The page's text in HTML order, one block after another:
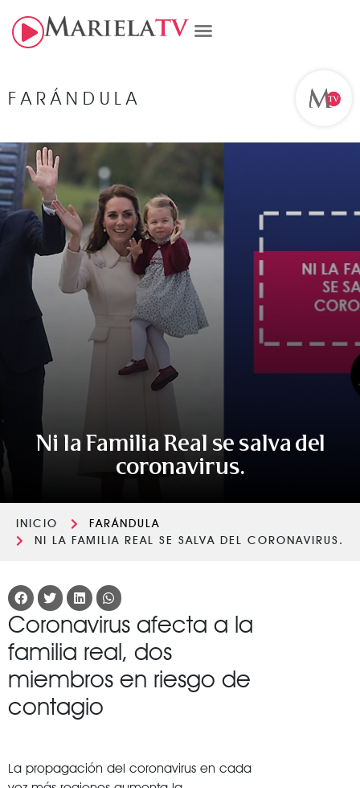
FARÁNDULA
Ni la Familia Real se salva del
coronavirus.
INICIO
FARÁNDULA
NI LA FAMILIA REAL SE SALVA DEL CORONAVIRUS.
Coronavirus afecta a la
familia real, dos
miembros en riesgo de
contagio
La propagación del coronavirus en cada